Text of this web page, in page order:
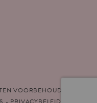
VOORBEHOUDEN